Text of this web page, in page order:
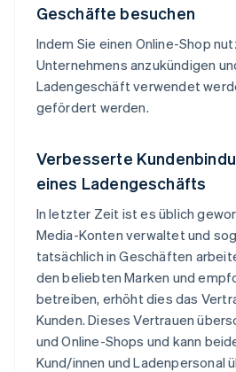
Geschäfte besuchen
Indem Sie einen Online-Shop
Unternehmens anzukündigen
Ladengeschäft verwendet
gefördert werden.
Verbesserte
eines Ladengeschäfts
In letzter Zeit ist es üblich
Media-Konten verwaltet und
tatsächlich in Geschäften
den beliebten Marken und
betreiben, erhöht dies das
Kunden. Dieses Vertrauen
und Online-Shops und kann
Kund/innen und Ladenpersonal